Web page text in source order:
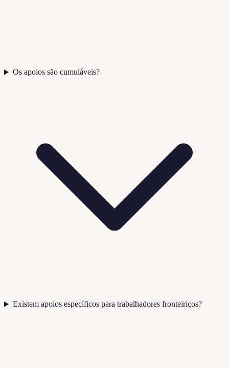
Os apoios são cumuláveis?
Existem apoios específicos para trabalhadores fronteiriços?